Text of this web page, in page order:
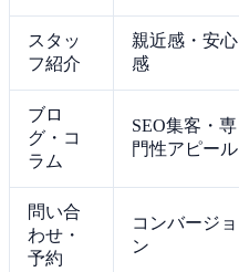
スタッ
フ紹介
親近感・安心
感
ブロ
グ・コ
ラム
SEO集客・専
門性アピール
問い合
わせ・
予約
コンバージョ
ン